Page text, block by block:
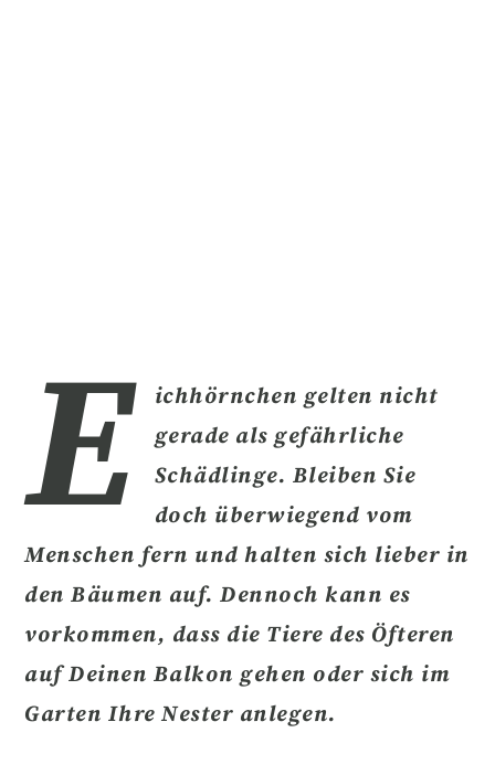
E
ichhörnchen gelten nicht
gerade als gefährliche
Schädlinge. Bleiben Sie
doch überwiegend vom
Menschen fern und halten sich lieber in
den Bäumen auf. Dennoch kann es
vorkommen, dass die Tiere des Öfteren
auf Deinen Balkon gehen oder sich im
Garten Ihre Nester anlegen.